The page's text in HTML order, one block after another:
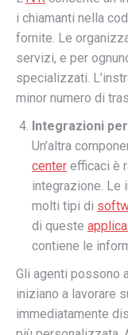
i chiamanti nella
fornite. Le
servizi, e per
specializzati.
minor numero di
Integrazioni
Un’altra
center efficaci è
integrazione. Le
molti tipi di
di queste
contiene le
Gli agenti possono
iniziano a lavorare
immediatamente